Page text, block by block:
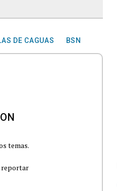
DE CAGUAS BSN
temas.
reportar